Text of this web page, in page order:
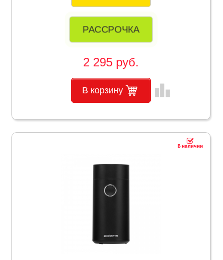
РАССРОЧКА
2 295 руб.
В корзину leaderboard